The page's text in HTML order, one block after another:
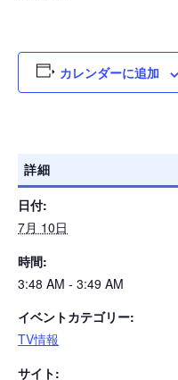
カレンダーに追加
詳細
日付:
7月 10日
時間:
3:48 AM - 3:49 AM
イベントカテゴリー:
TV情報
サイト: